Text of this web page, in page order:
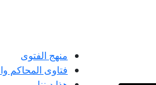
منهج الفتوى
فتاوى المحاكم